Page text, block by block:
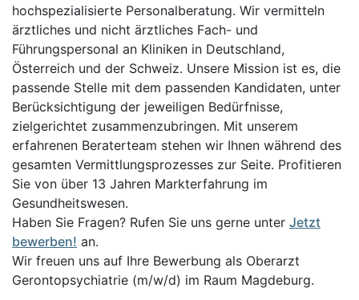
hochspezialisierte Personalberatung. Wir vermitteln
ärztliches und nicht ärztliches Fach- und
Führungspersonal an Kliniken in Deutschland,
Österreich und der Schweiz. Unsere Mission ist es, die
passende Stelle mit dem passenden Kandidaten, unter
Berücksichtigung der jeweiligen Bedürfnisse,
zielgerichtet zusammenzubringen. Mit unserem
erfahrenen Beraterteam stehen wir Ihnen während des
gesamten Vermittlungsprozesses zur Seite. Profitieren
Sie von über 13 Jahren Markterfahrung im
Gesundheitswesen.
Haben Sie Fragen? Rufen Sie uns gerne unter Jetzt
bewerben! an.
Wir freuen uns auf Ihre Bewerbung als Oberarzt
Gerontopsychiatrie (m/w/d) im Raum Magdeburg.